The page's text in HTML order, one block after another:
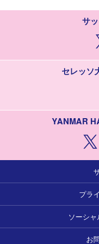
サ
セレッソ
YANMAR
プラ
ソーシ
お